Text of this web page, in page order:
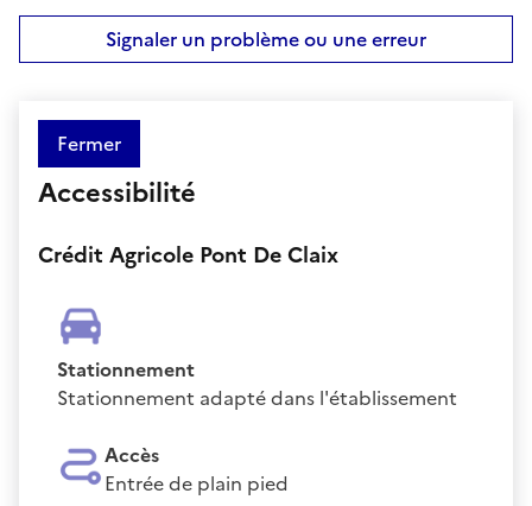
Signaler un problème ou une erreur
Fermer
Accessibilité
Crédit Agricole Pont De Claix
Stationnement
Stationnement adapté dans l'établissement
Accès
Entrée de plain pied